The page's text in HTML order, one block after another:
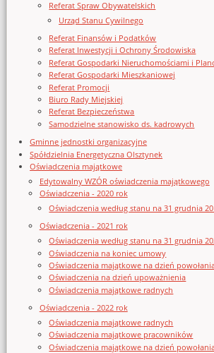
Referat Spraw Obywatelskich
Urząd Stanu Cywilnego
Referat Finansów i Podatków
Referat Inwestycji i Ochrony Środowiska
Referat Gospodarki Nieruchomościami i
Referat Gospodarki Mieszkaniowej
Referat Promocji
Biuro Rady Miejskiej
Referat Bezpieczeństwa
Samodzielne stanowisko ds. kadrowych
Gminne jednostki organizacyjne
Spółdzielnia Energetyczna Olsztynek
Oświadczenia majątkowe
Edytowalny WZÓR oświadczenia majątkowego
Oświadczenia - 2020 rok
Oświadczenia według stanu na 31 grudnia
Oświadczenia - 2021 rok
Oświadczenia według stanu na 31 grudnia
Oświadczenia na koniec umowy
Oświadczenia majątkowe na dzień
Oświadczenia na dzień upoważnienia
Oświadczenia majątkowe radnych
Oświadczenia - 2022 rok
Oświadczenia majątkowe radnych
Oświadczenia majątkowe pracowników
Oświadczenia majątkowe na dzień